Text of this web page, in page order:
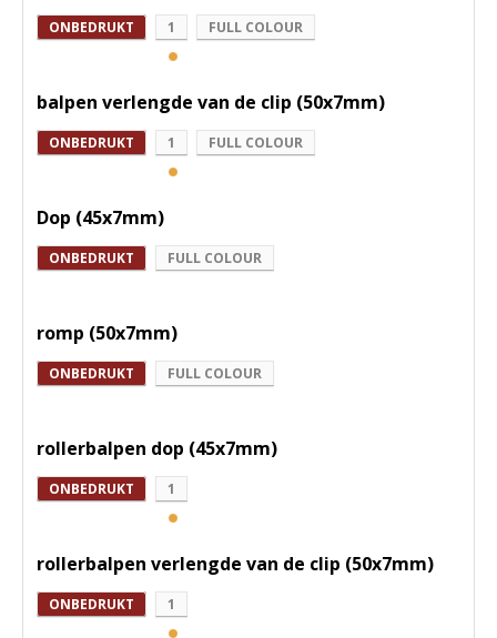
ONBEDRUKT 1 FULL COLOUR
balpen verlengde van de clip (50x7mm)
ONBEDRUKT 1 FULL COLOUR
Dop (45x7mm)
ONBEDRUKT FULL COLOUR
romp (50x7mm)
ONBEDRUKT FULL COLOUR
rollerbalpen dop (45x7mm)
ONBEDRUKT 1
rollerbalpen verlengde van de clip (50x7mm)
ONBEDRUKT 1